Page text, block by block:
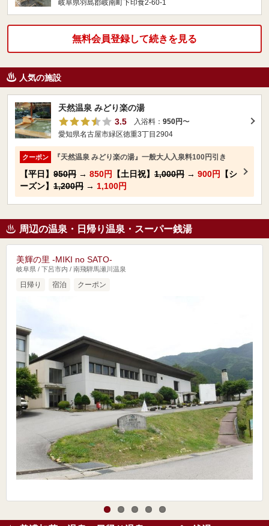
岐阜県羽島郡岐南町下印食2‐60‐1
無料会員登録して続きを見る
人気の施設
天然温泉 みどり楽の湯
3.5
入浴料： 950円〜
愛知県名古屋市緑区徳重3丁目2904
クーポン 『天然温泉 みどり楽の湯』一般大人入泉料100円引き
【平日】 950円 → 850円 【土日祝】 1,000円 → 900円
【シ
ーズン】 1,200円 → 1,100円
周辺の温泉・日帰り温泉・スーパー銭湯
美輝の里 -MIKI no SATO-
岐阜県 / 下呂市内 / 南飛騨馬瀬川温泉
日帰り 宿泊 クーポン